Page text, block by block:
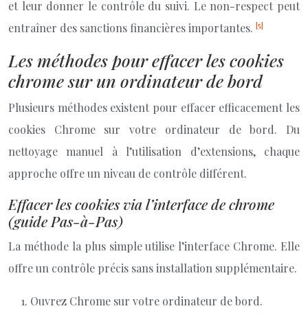
et leur donner le contrôle du suivi. Le non-respect peut
entraîner des sanctions financières importantes. [5]
Les méthodes pour effacer les cookies
chrome sur un ordinateur de bord
Plusieurs méthodes existent pour effacer efficacement les
cookies Chrome sur votre ordinateur de bord. Du
nettoyage manuel à l’utilisation d’extensions, chaque
approche offre un niveau de contrôle différent.
Effacer les cookies via l’interface de chrome
(guide Pas-à-Pas)
La méthode la plus simple utilise l’interface Chrome. Elle
offre un contrôle précis sans installation supplémentaire.
Ouvrez Chrome sur votre ordinateur de bord.